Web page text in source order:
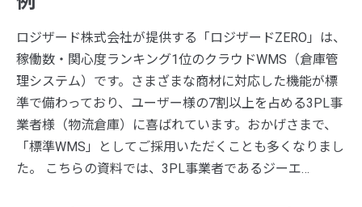
ロジザード株式会社が提供する「ロジザードZERO」は、
稼働数・関心度ランキング1位のクラウドWMS（倉庫管
理システム）です。さまざまな商材に対応した機能が標
準で備わっており、ユーザー様の7割以上を占める3PL事
業者様（物流倉庫）に喜ばれています。おかげさまで、
「標準WMS」としてご採用いただくことも多くなりまし
た。 こちらの資料では、3PL事業者であるジーエ…